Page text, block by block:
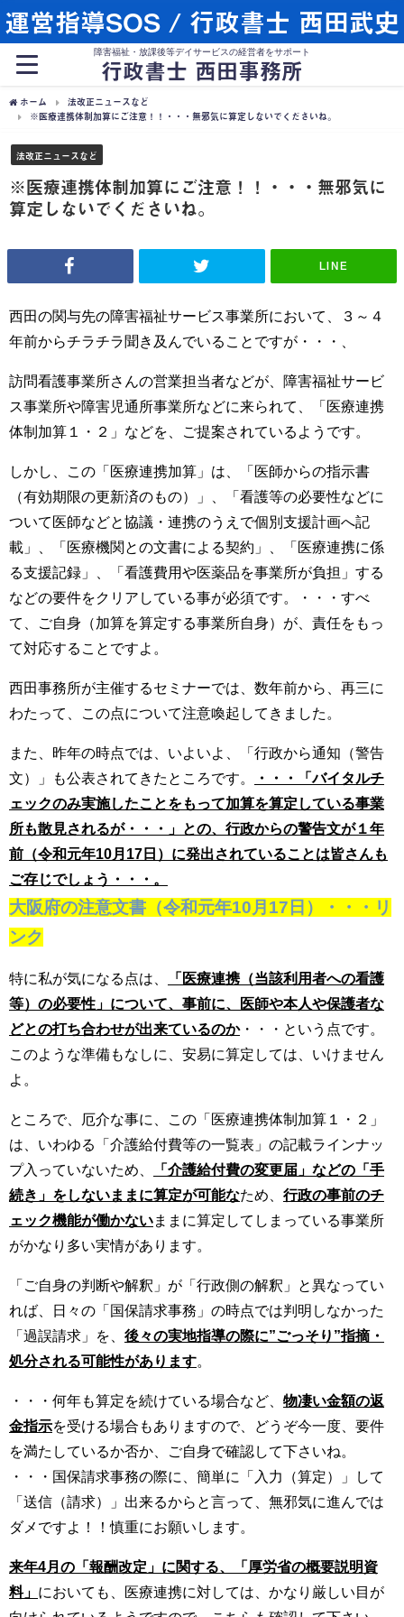
運営指導SOS / 行政書士 西田武史
障害福祉・放課後等デイサービスの経営者をサポート
行政書士 西田事務所
ホーム
法改正ニュースなど
※医療連携体制加算にご注意！！・・・無邪気に算定しないでくださいね。
法改正ニュースなど
※医療連携体制加算にご注意！！・・・無邪気に
算定しないでくださいね。
LINE
西田の関与先の障害福祉サービス事業所において、３～４
年前からチラチラ聞き及んでいることですが・・・、
訪問看護事業所さんの営業担当者などが、障害福祉サービ
ス事業所や障害児通所事業所などに来られて、「医療連携
体制加算１・２」などを、ご提案されているようです。
しかし、この「医療連携加算」は、「医師からの指示書
（有効期限の更新済のもの）」、「看護等の必要性などに
ついて医師などと協議・連携のうえで個別支援計画へ記
載」、「医療機関との文書による契約」、「医療連携に係
る支援記録」、「看護費用や医薬品を事業所が負担」する
などの要件をクリアしている事が必須です。・・・すべ
て、ご自身（加算を算定する事業所自身）が、責任をもっ
て対応することですよ。
西田事務所が主催するセミナーでは、数年前から、再三に
わたって、この点について注意喚起してきました。
また、昨年の時点では、いよいよ、「行政から通知（警告
文）」も公表されてきたところです。
・・・「バイタルチ
ェックのみ実施したことをもって加算を算定している事業
所も散見されるが・・・」との、行政からの警告文が１年
前（令和元年10月17日）に発出されていることは皆さんも
ご存じでしょう・・・。
大阪府の注意文書（令和元年10月17日）・・・リ
ンク
特に私が気になる点は、
「医療連携（当該利用者への看護
等）の必要性」について、事前に、医師や本人や保護者な
どとの打ち合わせが出来ているのか・・・という点です。
このような準備もなしに、安易に算定しては、いけません
よ。
ところで、厄介な事に、この「医療連携体制加算１・２」
は、いわゆる「介護給付費等の一覧表」の記載ラインナッ
プ入っていないため、
「介護給付費の変更届」などの「手
続き」をしないままに算定が可能なため、 行政の事前のチ
ェック機能が働かないままに算定してしまっている事業所
がかなり多い実情があります。
「ご自身の判断や解釈」が「行政側の解釈」と異なってい
れば、日々の「国保請求事務」の時点では判明しなかった
「過誤請求」を、 後々の実地指導の際に”ごっそり”指摘・
処分される可能性があります。
・・・何年も算定を続けている場合など、 物凄い金額の返
金指示を受ける場合もありますので、どうぞ今一度、要件
を満たしているか否か、ご自身で確認して下さいね。
・・・国保請求事務の際に、簡単に「入力（算定）」して
「送信（請求）」出来るからと言って、無邪気に進んでは
ダメですよ！！慎重にお願いします。
来年4月の「報酬改定」に関する、「厚労省の概要説明資
料」 においても、医療連携に対しては、かなり厳しい目が